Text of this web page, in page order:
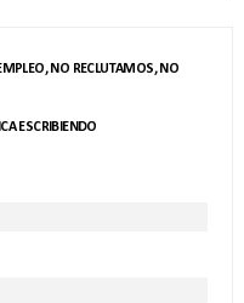
NO RECLUTAMOS, NO
ESCRIBIENDO